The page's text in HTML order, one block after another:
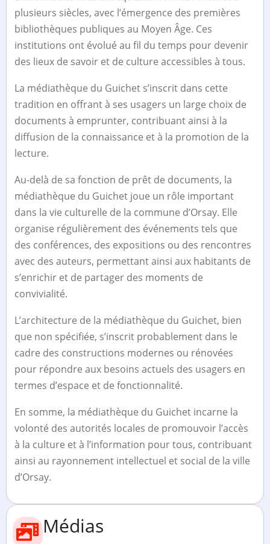
plusieurs siècles, avec l’émergence des premières
bibliothèques publiques au Moyen Âge. Ces
institutions ont évolué au fil du temps pour devenir
des lieux de savoir et de culture accessibles à tous.
La médiathèque du Guichet s’inscrit dans cette
tradition en offrant à ses usagers un large choix de
documents à emprunter, contribuant ainsi à la
diffusion de la connaissance et à la promotion de la
lecture.
Au-delà de sa fonction de prêt de documents, la
médiathèque du Guichet joue un rôle important
dans la vie culturelle de la commune d’Orsay. Elle
organise régulièrement des événements tels que
des conférences, des expositions ou des rencontres
avec des auteurs, permettant ainsi aux habitants de
s’enrichir et de partager des moments de
convivialité.
L’architecture de la médiathèque du Guichet, bien
que non spécifiée, s’inscrit probablement dans le
cadre des constructions modernes ou rénovées
pour répondre aux besoins actuels des usagers en
termes d’espace et de fonctionnalité.
En somme, la médiathèque du Guichet incarne la
volonté des autorités locales de promouvoir l’accès
à la culture et à l’information pour tous, contribuant
ainsi au rayonnement intellectuel et social de la ville
d’Orsay.
Médias